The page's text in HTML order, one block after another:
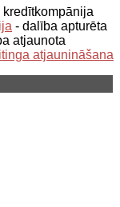
kredītkompānija
- dalība apturēta
atjaunota
atjaunināšana